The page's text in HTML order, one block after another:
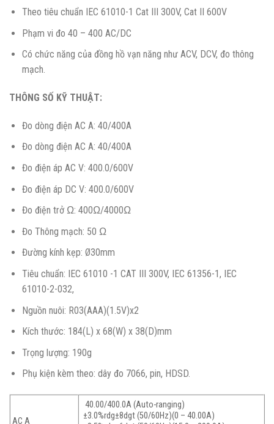
Theo tiêu chuẩn IEC 61010-1 Cat III 300V, Cat II 600V
Phạm vi đo 40 – 400 AC/DC
Có chức năng của đồng hồ vạn năng như ACV, DCV, đo thông
mạch.
THÔNG SỐ KỸ THUẬT:
Đo dòng điện AC A: 40/400A
Đo dòng điện AC A: 40/400A
Đo điện áp AC V: 400.0/600V
Đo điện áp DC V: 400.0/600V
Đo điện trở Ω: 400Ω/4000Ω
Đo Thông mạch: 50 Ω
Đường kính kẹp: Ø30mm
Tiêu chuẩn: IEC 61010 -1 CAT III 300V, IEC 61356-1, IEC
61010-2-032,
Nguồn nuôi: R03(AAA)(1.5V)x2
Kích thước: 184(L) x 68(W) x 38(D)mm
Trọng lượng: 190g
Phụ kiện kèm theo: dây đo 7066, pin, HDSD.
AC A
40.00/400.0A (Auto-ranging)
±3.0%rdg±8dgt (50/60Hz)(0 – 40.00A)